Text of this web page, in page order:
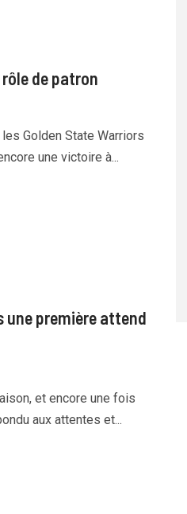
de patron
Golden State Warriors
une victoire à...
une première attend
et encore une fois
aux attentes et...